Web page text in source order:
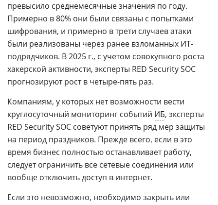
превысило среднемесячные значения по году.
Примерно в 80% они были связаны с попытками
шифрования, и примерно в трети случаев атаки
были реализованы через ранее взломанных ИТ-
подрядчиков. В 2025 г., с учетом совокупного роста
хакерской активности, эксперты RED Security SOC
прогнозируют рост в четыре-пять раз.
Компаниям, у которых нет возможности вести
круглосуточный мониторинг событий ИБ, эксперты
RED Security SOC советуют принять ряд мер защиты
на период праздников. Прежде всего, если в это
время бизнес полностью останавливает работу,
следует ограничить все сетевые соединения или
вообще отключить доступ в интернет.
Если это невозможно, необходимо закрыть или